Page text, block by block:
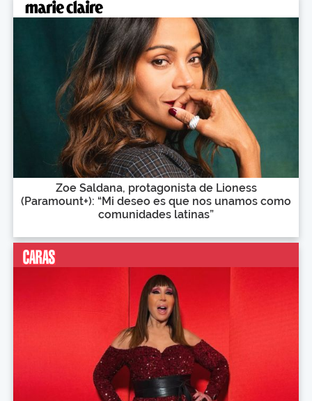
Zoe Saldana, protagonista de Lioness
(Paramount+): “Mi deseo es que nos unamos como
comunidades latinas”